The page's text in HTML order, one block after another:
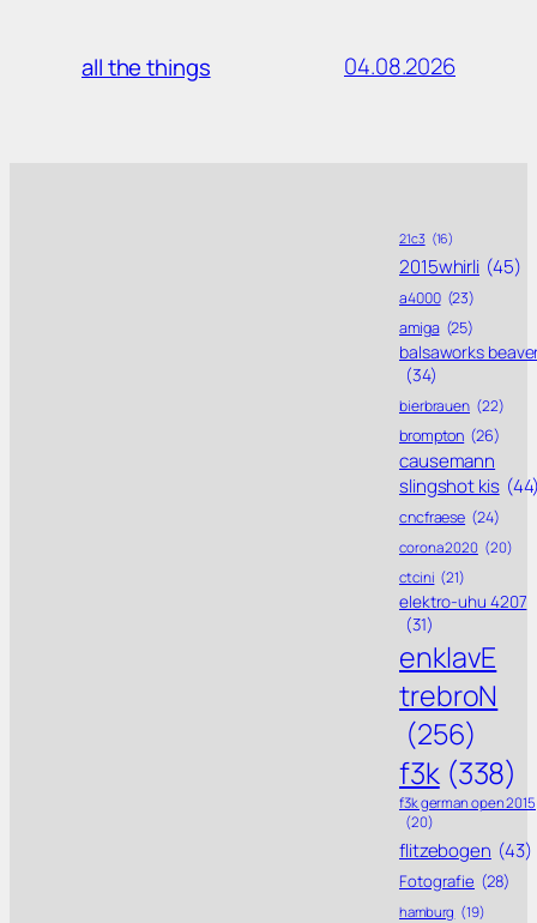
all the things 04.08.2026
21c3 (16)
2015whirli (45)
a4000 (23)
amiga (25)
balsaworks
(34)
bierbrauen (22)
brompton (26)
causemann
slingshot kis
cncfraese (24)
corona 2020 (20)
ctcini (21)
elektro-uhu 4207
(31)
enklavE
trebroN
(256)
f3k (338)
f3k german open 2015
(20)
flitzebogen (43)
Fotografie (28)
hamburg (19)